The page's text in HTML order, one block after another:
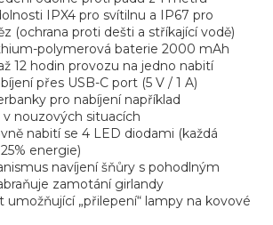
IPX4 pro svítilnu a IP67 pro
(ochrana proti dešti a stříkající vodě)
polymerová baterie 2000 mAh
12 hodin provozu na jedno nabití
přes USB-C port (5 V / 1 A)
pro nabíjení například
nouzových situacích
nabití se 4 LED diodami (každá
energie)
navíjení šňůry s pohodlným
zamotání girlandy
umožňující „přilepení“ lampy na kovové